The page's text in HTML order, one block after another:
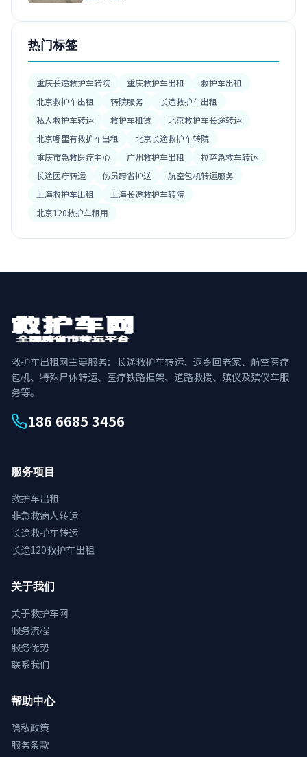
热门标签
重庆长途救护车转院 重庆救护车出租
救护车出租
北京救护车出租
转院服务
长途救护车出租
私人救护车转运
救护车租赁
北京救护车长途转运
北京哪里有救护车出租
北京长途救护车转院
重庆市急救医疗中心
广州救护车出租
拉萨急救车转运
长途医疗转运
伤员跨省护送
航空包机转运服务
上海救护车出租
上海长途救护车转院
北京120救护车租用
救护车出租网主要服务：长途救护车转运、返乡回老家、航空医疗
包机、特殊尸体转运、医疗铁路担架、道路救援、殡仪及殡仪车服
务等。
186 6685 3456
服务项目
救护车出租
非急救病人转运
长途救护车转运
长途120救护车出租
关于我们
关于救护车网
服务流程
服务优势
联系我们
帮助中心
隐私政策
服务条款